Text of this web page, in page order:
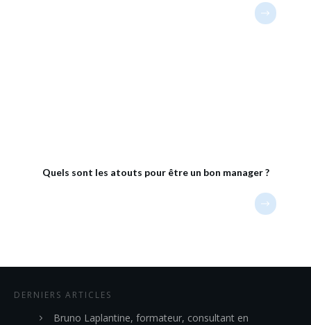
Quels sont les atouts pour être un bon manager ?
DERNIERS ARTICLES
Bruno Laplantine, formateur, consultant en